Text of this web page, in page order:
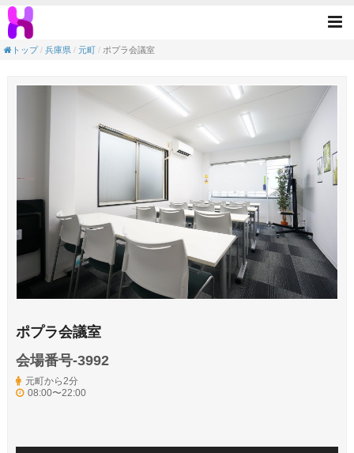
トップ
兵庫県 元町 ポプラ会議室
ポプラ会議室
会場番号-3992
元町から2分
08:00〜22:00